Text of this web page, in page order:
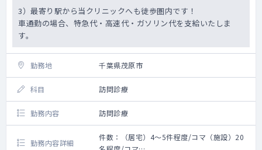
3）最寄り駅から当クリニックへも徒歩圏内です！
車通勤の場合、特急代・高速代・ガソリン代を支給いたしま
す。
勤務地 千葉県茂原市
科目 訪問診療
勤務内容 訪問診療
勤務内容詳細
件数：（居宅）4～5件程度/コマ（施設）20